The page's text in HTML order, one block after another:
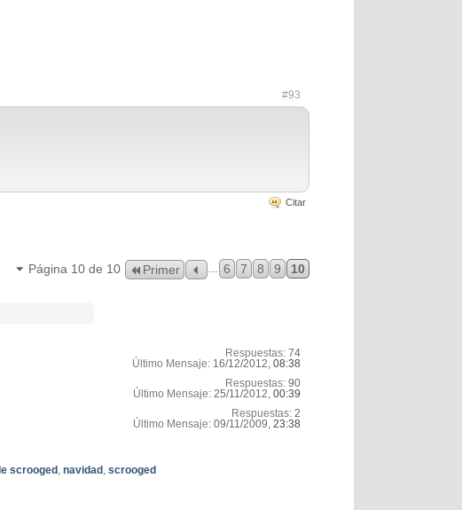
#93
Citar
Página 10 de 10 Primer 6 7 8 9 10
Respuestas: 74
Último Mensaje: 16/12/2012, 08:38
Respuestas: 90
Último Mensaje: 25/11/2012, 00:39
Respuestas: 2
Último Mensaje: 09/11/2009, 23:38
scrooged , navidad , scrooged